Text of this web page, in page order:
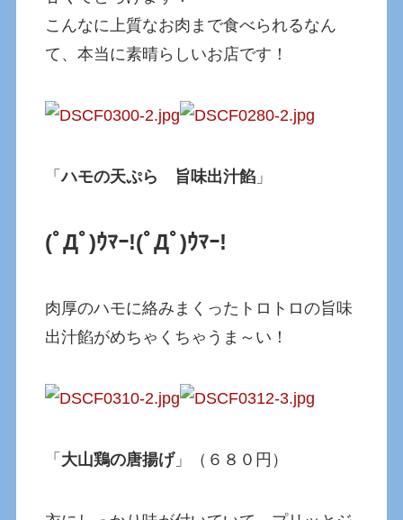
こんなに上質なお肉まで食べられるなん
て、本当に素晴らしいお店です！
「ハモの天ぷら 旨味出汁餡 」
(ﾟДﾟ)ｳﾏｰ!(ﾟДﾟ)ｳﾏｰ!
肉厚のハモに絡みまくったトロトロの旨味
出汁餡がめちゃくちゃうま～い！
「 大山鶏の唐揚げ」（６８０円）